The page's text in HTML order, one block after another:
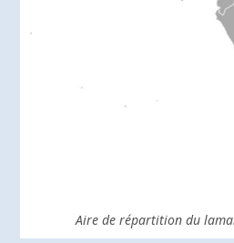
Aire de répartition du